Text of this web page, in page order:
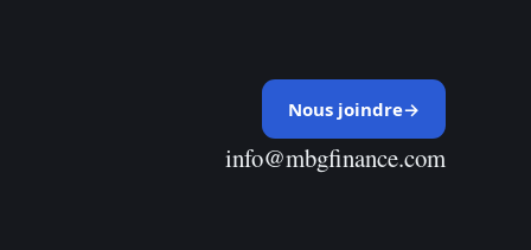
Nous joindre→
info@mbgfinance.com